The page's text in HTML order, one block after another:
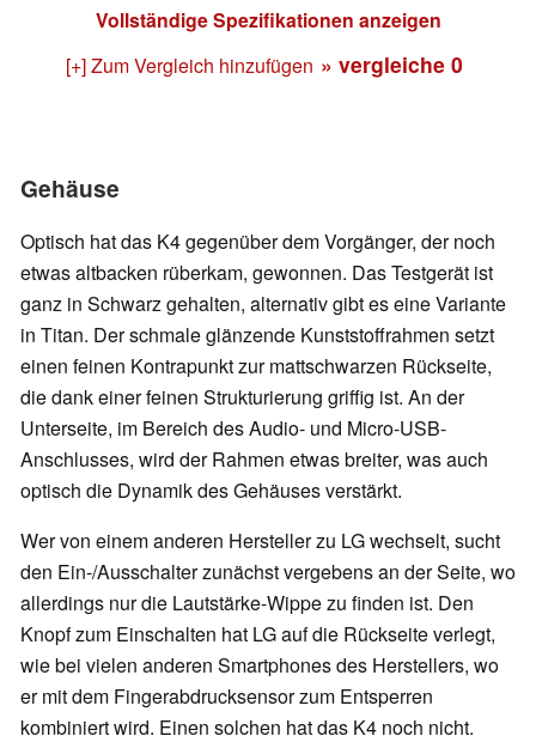
Vollständige Spezifikationen anzeigen
[+] Zum Vergleich hinzufügen » vergleiche 0
Gehäuse
Optisch hat das K4 gegenüber dem Vorgänger, der noch
etwas altbacken rüberkam, gewonnen. Das Testgerät ist
ganz in Schwarz gehalten, alternativ gibt es eine Variante
in Titan. Der schmale glänzende Kunststoffrahmen setzt
einen feinen Kontrapunkt zur mattschwarzen Rückseite,
die dank einer feinen Strukturierung griffig ist. An der
Unterseite, im Bereich des Audio- und Micro-USB-
Anschlusses, wird der Rahmen etwas breiter, was auch
optisch die Dynamik des Gehäuses verstärkt.
Wer von einem anderen Hersteller zu LG wechselt, sucht
den Ein-/Ausschalter zunächst vergebens an der Seite, wo
allerdings nur die Lautstärke-Wippe zu finden ist. Den
Knopf zum Einschalten hat LG auf die Rückseite verlegt,
wie bei vielen anderen Smartphones des Herstellers, wo
er mit dem Fingerabdrucksensor zum Entsperren
kombiniert wird. Einen solchen hat das K4 noch nicht.